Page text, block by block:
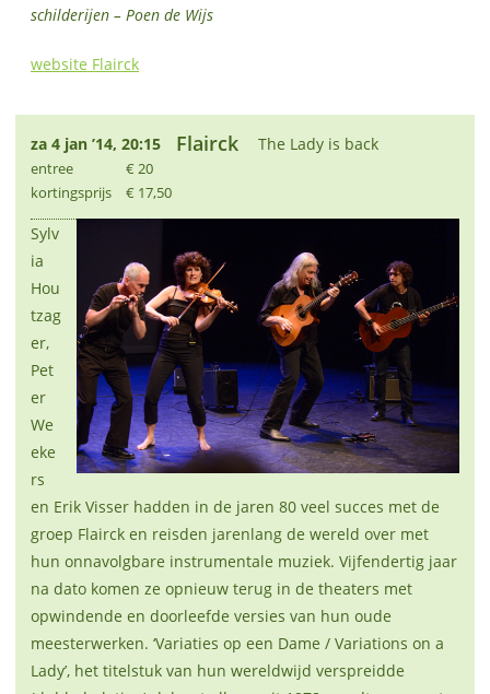
schilderijen – Poen de Wijs
website Flairck
za 4 jan ’14, 20:15 Flairck The Lady is back
entree
kortingsprijs
€ 20
€ 17,50
Sylv
ia
Hou
tzag
er,
Pet
er
We
eke
rs
en Erik Visser hadden in de jaren 80 veel succes met de
groep Flairck en reisden jarenlang de wereld over met
hun onnavolgbare instrumentale muziek. Vijfendertig jaar
na dato komen ze opnieuw terug in de theaters met
opwindende en doorleefde versies van hun oude
meesterwerken. ‘Variaties op een Dame / Variations on a
Lady’, het titelstuk van hun wereldwijd verspreidde